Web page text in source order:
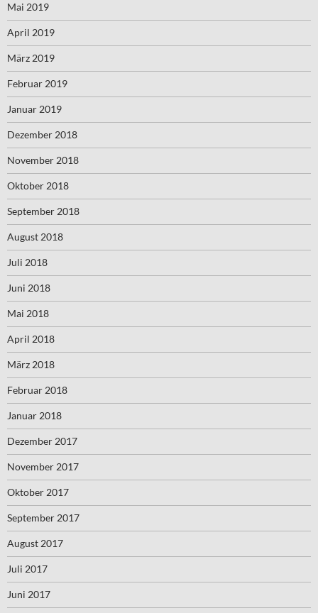
Mai 2019
April 2019
März 2019
Februar 2019
Januar 2019
Dezember 2018
November 2018
Oktober 2018
September 2018
August 2018
Juli 2018
Juni 2018
Mai 2018
April 2018
März 2018
Februar 2018
Januar 2018
Dezember 2017
November 2017
Oktober 2017
September 2017
August 2017
Juli 2017
Juni 2017